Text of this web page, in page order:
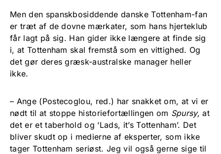
Men den spanskbosiddende danske Tottenham-fan
er træt af de dovne mærkater, som hans hjerteklub
får lagt på sig. Han gider ikke længere at finde sig
i, at Tottenham skal fremstå som en vittighed. Og
det gør deres græsk-australske manager heller
ikke.
– Ange (Postecoglou, red.) har snakket om, at vi er
nødt til at stoppe historiefortællingen om Spursy, at
det er et taberhold og ‘Lads, it’s Tottenham’. Det
bliver skudt op i medierne af eksperter, som ikke
tager Tottenham seriøst. Jeg vil også gerne sige til